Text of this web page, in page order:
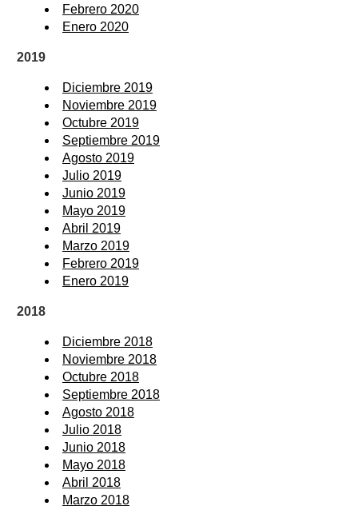
Febrero 2020
Enero 2020
2019
Diciembre 2019
Noviembre 2019
Octubre 2019
Septiembre 2019
Agosto 2019
Julio 2019
Junio 2019
Mayo 2019
Abril 2019
Marzo 2019
Febrero 2019
Enero 2019
2018
Diciembre 2018
Noviembre 2018
Octubre 2018
Septiembre 2018
Agosto 2018
Julio 2018
Junio 2018
Mayo 2018
Abril 2018
Marzo 2018